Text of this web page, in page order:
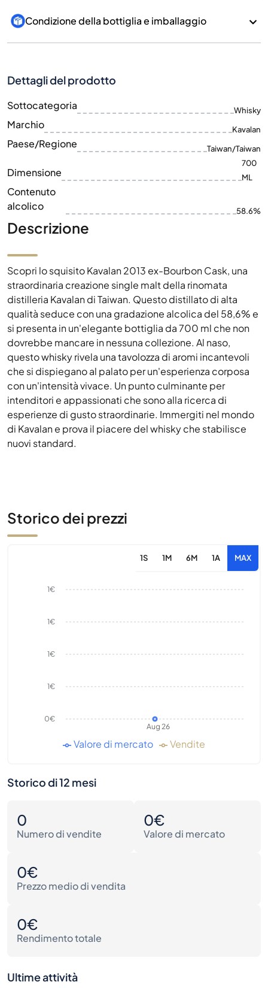
Condizione della bottiglia e imballaggio
Dettagli del prodotto
Sottocategoria Whisky
Marchio Kavalan
Paese/Regione Taiwan/Taiwan
Dimensione
700
ML
Contenuto
alcolico
58.6%
Descrizione
Scopri lo squisito Kavalan 2013 ex-Bourbon Cask, una
straordinaria creazione single malt della rinomata
distilleria Kavalan di Taiwan. Questo distillato di alta
qualità seduce con una gradazione alcolica del 58,6% e
si presenta in un'elegante bottiglia da 700 ml che non
dovrebbe mancare in nessuna collezione. Al naso,
questo whisky rivela una tavolozza di aromi incantevoli
che si dispiegano al palato per un'esperienza corposa
con un'intensità vivace. Un punto culminante per
intenditori e appassionati che sono alla ricerca di
esperienze di gusto straordinarie. Immergiti nel mondo
di Kavalan e prova il piacere del whisky che stabilisce
nuovi standard.
Storico dei prezzi
1S 1M 6M 1A MAX
Aug 26
0€
1€
1€
1€
1€
Valore di mercato Vendite
Storico di 12 mesi
0
Numero di vendite
0€
Valore di mercato
0€
Prezzo medio di vendita
0€
Rendimento totale
Ultime attività